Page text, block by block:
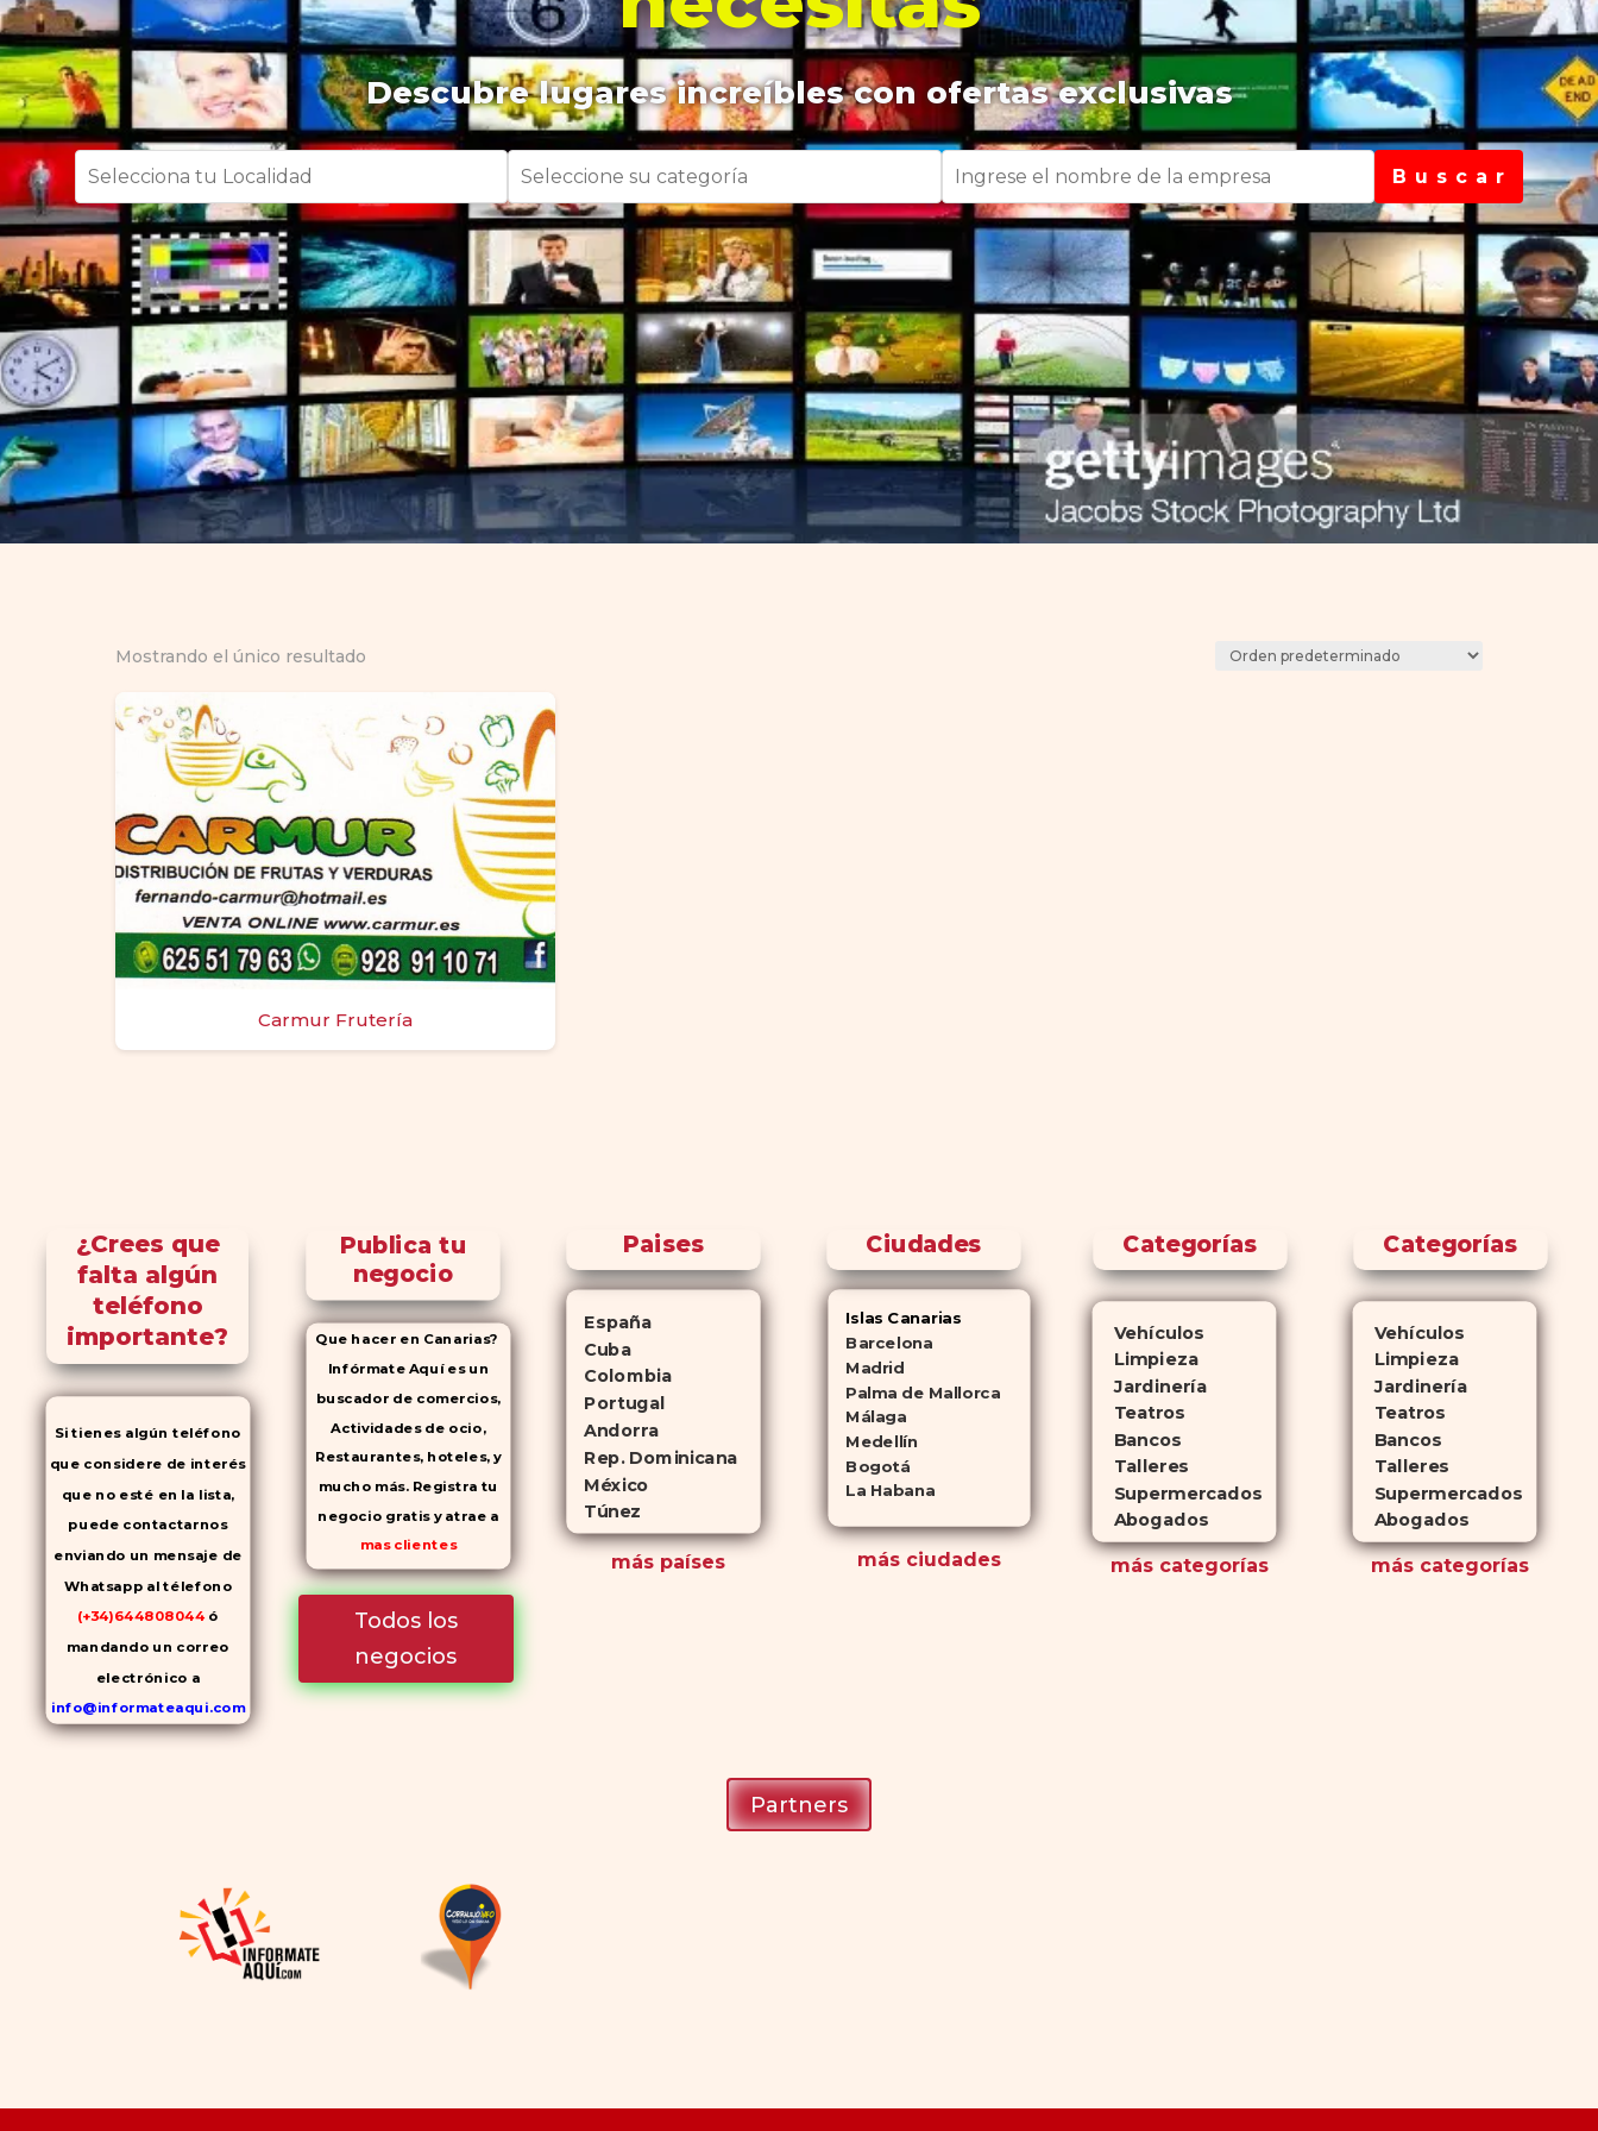
Descubre lugares increíbles con ofertas exclusivas
B u s c a r
Mostrando el único resultado
Carmur Frutería
¿Crees que
falta algún
teléfono
importante?
Si tienes algún teléfono
que considere de interés
que no esté en la lista,
puede contactarnos
enviando un mensaje de
Whatsapp al télefono
(+34)644808044 ó
mandando un correo
electrónico a
info@informateaqui.com
Mientras que antes la
permitido la producción de
alternativas genéricas tanto
Publica tu
negocio
Que hacer en Canarias?
Infórmate Aquí es un
buscador de comercios,
Actividades de ocio,
Restaurantes, hoteles, y
mucho más. Registra tu
negocio gratis y atrae a
mas clientes
Todos los
negocios
Paises
España
Cuba
Colombia
Portugal
Andorra
Rep. Dominicana
México
Túnez
más países
Ciudades
Islas Canarias
Barcelona
Madrid
Palma de Mallorca
Málaga
Medellín
Bogotá
La Habana
más ciudades
Categorías
Vehículos
Limpieza
Jardinería
Teatros
Bancos
Talleres
Supermercados
Abogados
más categorías
Categorías
Vehículos
Limpieza
Jardinería
Teatros
Bancos
Talleres
Supermercados
Abogados
más categorías
Partners